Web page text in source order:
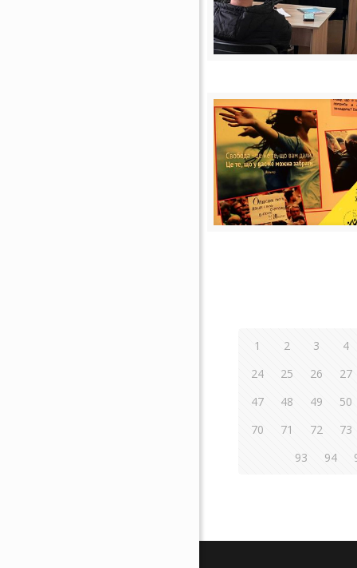
1 2 3
4
24
25 26
27
47
48 49
50
70
71 72
73
93
94